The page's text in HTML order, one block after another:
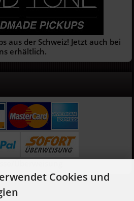
aus der Schweiz! Jetzt auch bei
erhältlich.
Cookies und